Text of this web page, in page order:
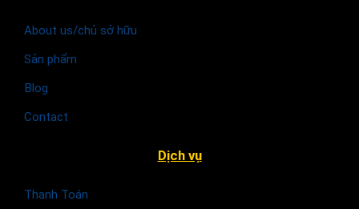
About us/chủ sở hữu
Sản phẩm
Blog
Contact
Dịch vụ
Thanh Toán